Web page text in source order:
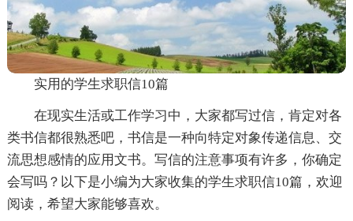
实用的学生求职信10篇
在现实生活或工作学习中，大家都写过信，肯定对各
类书信都很熟悉吧，书信是一种向特定对象传递信息、交
流思想感情的应用文书。写信的注意事项有许多，你确定
会写吗？以下是小编为大家收集的学生求职信10篇，欢迎
阅读，希望大家能够喜欢。